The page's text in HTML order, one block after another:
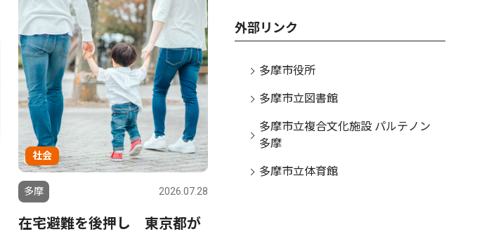
社会
多摩 2026.07.28
在宅避難を後押し 東京都が
外部リンク
多摩市役所
多摩市立図書館
多摩市立複合文化施設 パルテノン
多摩
多摩市立体育館